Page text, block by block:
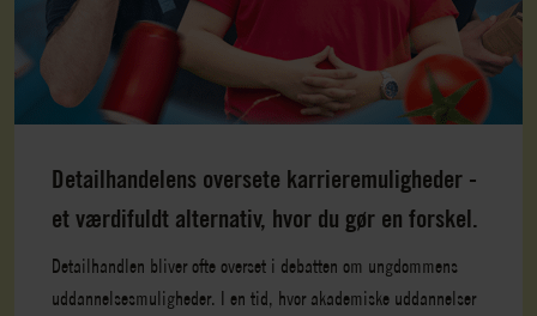
Detailhandelens oversete karrieremuligheder -
et værdifuldt alternativ, hvor du gør en forskel.
Detailhandlen bliver ofte overset i debatten om ungdommens
uddannelsesmuligheder. I en tid, hvor akademiske uddannelser